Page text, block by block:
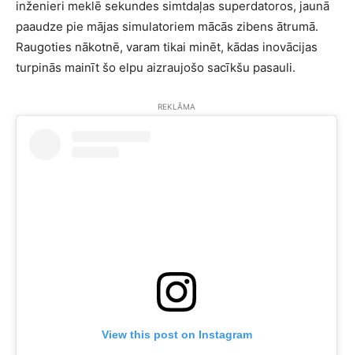
inženieri meklē sekundes simtdaļas superdatoros, jaunā
paaudze pie mājas simulatoriem mācās zibens ātrumā.
Raugoties nākotnē, varam tikai minēt, kādas inovācijas
turpinās mainīt šo elpu aizraujošo sacīkšu pasauli.
REKLĀMA
View this post on Instagram